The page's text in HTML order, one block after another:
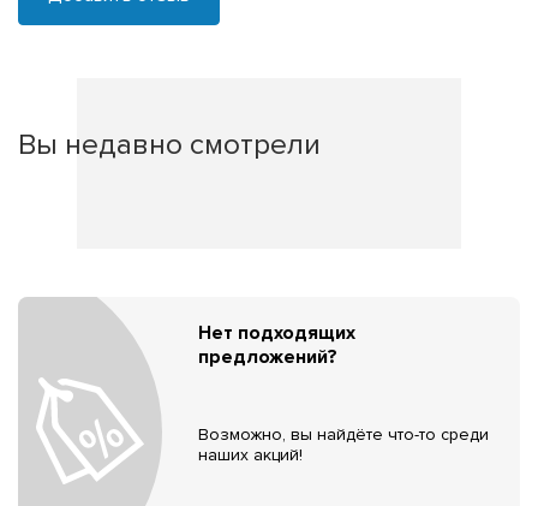
Вы недавно смотрели
Нет подходящих
предложений?
Возможно, вы найдёте что-то среди
наших акций!